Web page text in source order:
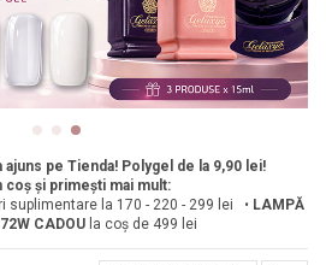
pe Tienda! Polygel de la 9,90 lei!
coș și primești mai mult:
suplimentare la 170 - 220 - 299 lei • LAMPĂ
CADOU la coș de 499 lei